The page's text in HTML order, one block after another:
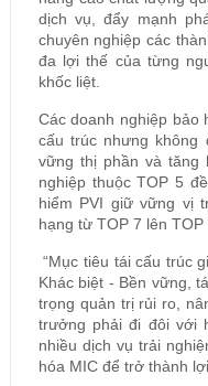
dịch vụ, đẩy mạnh
chuyên nghiệp các
đa lợi thế của từng
khốc liệt.
Các doanh nghiệp bảo
cấu trúc nhưng không
vững thị phần và tăng
nghiệp thuộc TOP 5
hiểm PVI giữ vững vị
hạng từ TOP 7 lên TOP
“Mục tiêu tái cấu trúc
Khác biệt - Bền vững,
trọng quản trị rủi ro,
trưởng phải đi đôi với
nhiều dịch vụ trải
hóa MIC để trở thành